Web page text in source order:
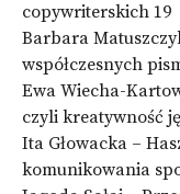
copywriterskich 19
Barbara
współczesnych
Ewa Wiecha-
czyli kreatywność
Ita Głowacka –
komunikowania